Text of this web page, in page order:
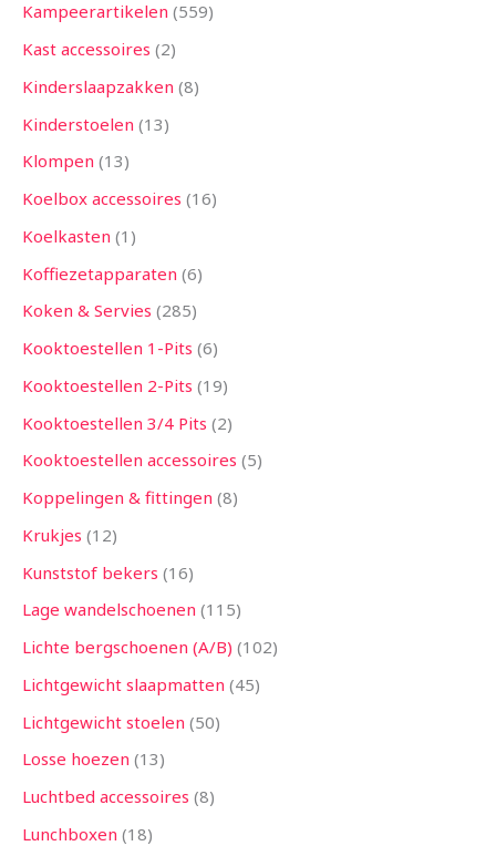
Kampeerartikelen 559
Kast accessoires 2
Kinderslaapzakken 8
Kinderstoelen 13
Klompen 13
Koelbox accessoires 16
Koelkasten 1
Koffiezetapparaten 6
Koken & Servies 285
Kooktoestellen 1-Pits 6
Kooktoestellen 2-Pits 19
Kooktoestellen 3/4 Pits 2
Kooktoestellen accessoires 5
Koppelingen & fittingen 8
Krukjes 12
Kunststof bekers 16
Lage wandelschoenen 115
Lichte bergschoenen (A/B) 102
Lichtgewicht slaapmatten 45
Lichtgewicht stoelen 50
Losse hoezen 13
Luchtbed accessoires 8
Lunchboxen 18